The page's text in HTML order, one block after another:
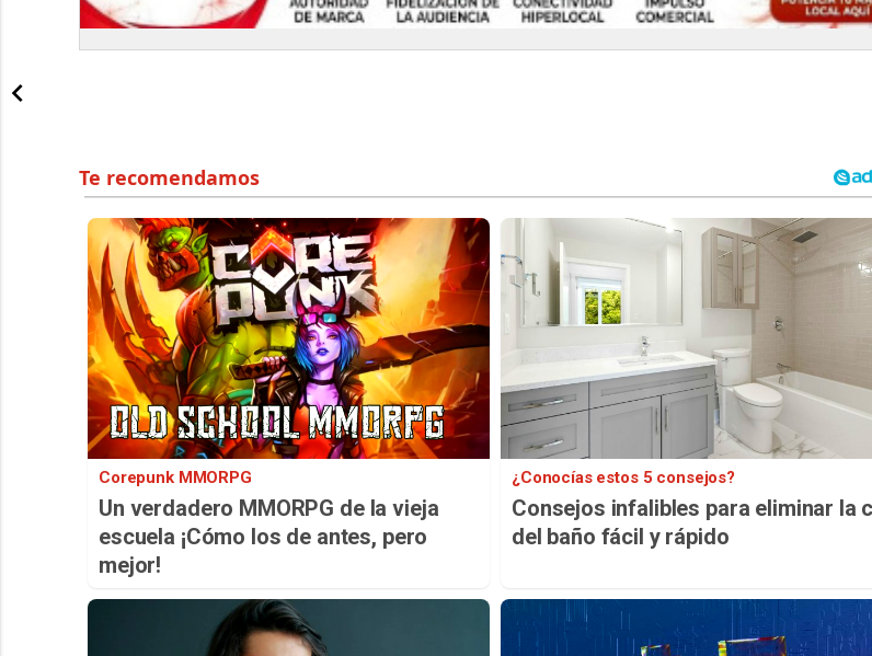
Corepunk MMORPG
Un verdadero MMORPG de la vieja
escuela ¡Cómo los de antes, pero
mejor!
¿Conocías estos 5 consejos?
Consejos infalibles para eliminar la
del baño fácil y rápido